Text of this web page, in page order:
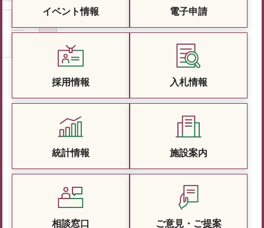
イベント情報 電子申請
採用情報 入札情報
統計情報 施設案内
相談窓口 ご意見・ご提案